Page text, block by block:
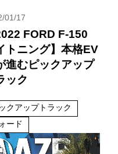
01/17
FORD F-150
トニング】本格EV
進むピックアップ
ック
クアップトラック
ード